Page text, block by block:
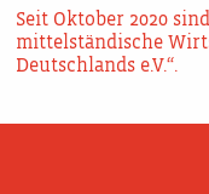
Seit Oktober 2020
mittelständische
Deutschlands e.V.“.